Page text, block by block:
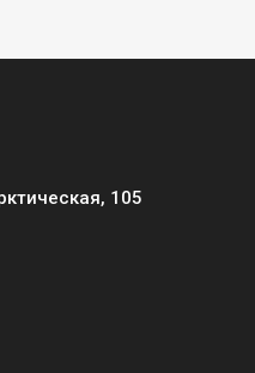
105